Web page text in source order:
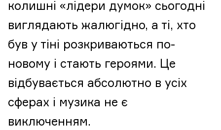
колишні «лідери думок» сьогодні
виглядають жалюгідно, а ті, хто
був у тіні розкриваються по-
новому і стають героями. Це
відбувається абсолютно в усіх
сферах і музика не є
виключенням.